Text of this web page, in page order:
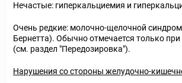
Нечастые: гиперкальциемия и
Очень редкие: молочно-щелочной
Бернетта). Обычно отмечается только
(см. раздел "Передозировка").
Нарушения со стороны желудочно-